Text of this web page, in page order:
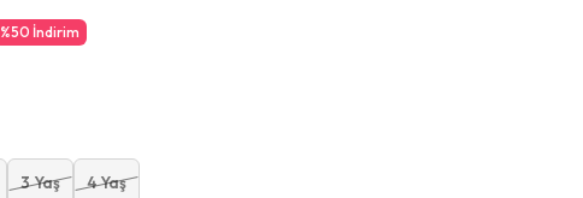
%50 İndirim
3 Yaş 4 Yaş